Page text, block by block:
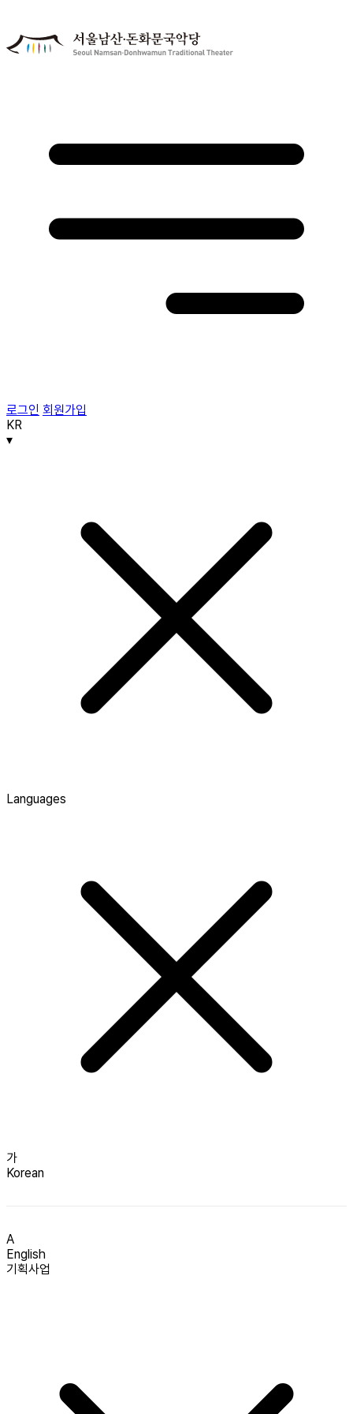
로그인 회원가입
KR
▾
Languages
가
Korean
A
English
기획사업